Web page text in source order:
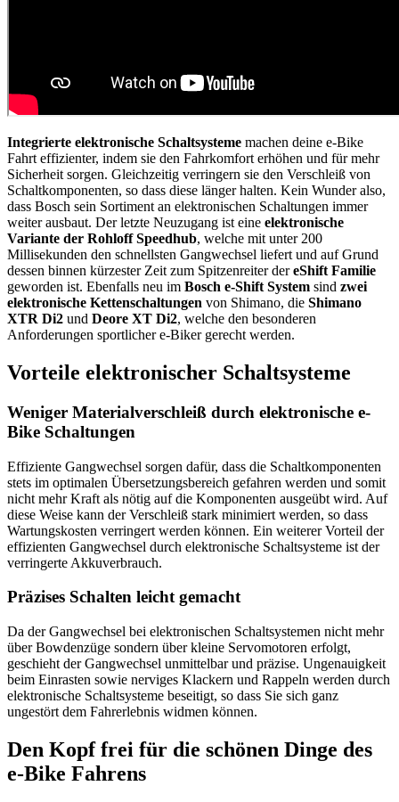
Integrierte elektronische Schaltsysteme machen deine e-Bike
Fahrt effizienter, indem sie den Fahrkomfort erhöhen und für mehr
Sicherheit sorgen. Gleichzeitig verringern sie den Verschleiß von
Schaltkomponenten, so dass diese länger halten. Kein Wunder also,
dass Bosch sein Sortiment an elektronischen Schaltungen immer
weiter ausbaut. Der letzte Neuzugang ist eine elektronische
Variante der Rohloff Speedhub, welche mit unter 200
Millisekunden den schnellsten Gangwechsel liefert und auf Grund
dessen binnen kürzester Zeit zum Spitzenreiter dereShift Familie
geworden ist. Ebenfalls neu im Bosch e-Shift System sind zwei
elektronische Kettenschaltungen von Shimano, die Shimano
XTR Di2 und Deore XT Di2, welche den besonderen
Anforderungen sportlicher e-Biker gerecht werden.
Vorteile elektronischer Schaltsysteme
Weniger Materialverschleiß durch elektronische e-
Bike Schaltungen
Effiziente Gangwechsel sorgen dafür, dass die Schaltkomponenten
stets im optimalen Übersetzungsbereich gefahren werden und somit
nicht mehr Kraft als nötig auf die Komponenten ausgeübt wird. Auf
diese Weise kann der Verschleiß stark minimiert werden, so dass
Wartungskosten verringert werden können. Ein weiterer Vorteil der
effizienten Gangwechsel durch elektronische Schaltsysteme ist der
verringerte Akkuverbrauch.
Präzises Schalten leicht gemacht
Da der Gangwechsel bei elektronischen Schaltsystemen nicht mehr
über Bowdenzüge sondern über kleine Servomotoren erfolgt,
geschieht der Gangwechsel unmittelbar und präzise. Ungenauigkeit
beim Einrasten sowie nerviges Klackern und Rappeln werden durch
elektronische Schaltsysteme beseitigt, so dass Sie sich ganz
ungestört dem Fahrerlebnis widmen können.
Den Kopf frei für die schönen Dinge des
e-Bike Fahrens